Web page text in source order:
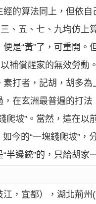
的算法同上，但依
、五、七、九均仿上
是“黃”了，可重開
補償醒家的無效勞動。
打者，記胡，胡多為
在玄洲最普遍的打
爬坡”。當然，這在以
今的“一塊錢爬坡”，
半邊銃”的，只給胡家
江，宜都），湖北荊